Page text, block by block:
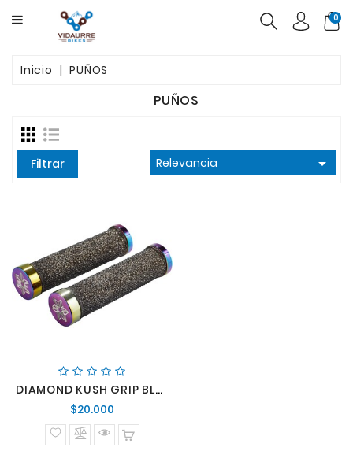
CATEGORY
USADAS
OFERTAS
0
Inicio PUÑOS
PUÑOS
Filtrar Relevancia 
DIAMOND KUSH GRIP BLK/OIL SLICK DH STAR RINGZ
$20.000
normal